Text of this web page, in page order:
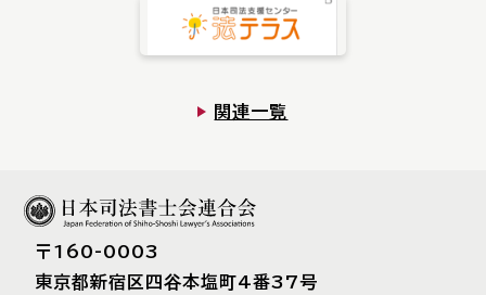
関連一覧
〒160-0003
東京都新宿区四⾕本塩町4番37号